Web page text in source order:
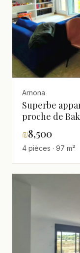
Arnona
Superbe
proche de
026786595
₪8,500
4 pièces · 97 m²